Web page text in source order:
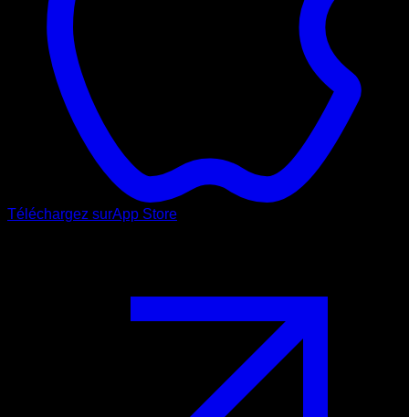
Téléchargez surApp Store